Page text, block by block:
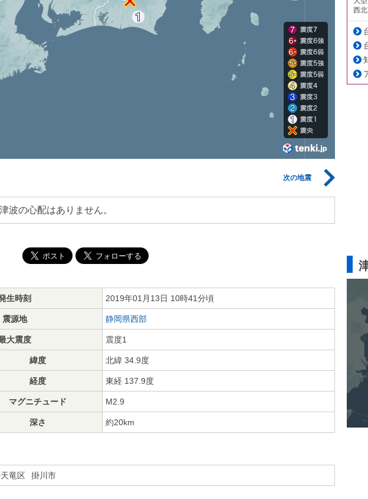
次の地震
波の心配はありません。
生時刻 2019年01月13日 10時41分頃
震源地 静岡県西部
大震度 震度1
緯度 北緯 34.9度
経度 東経 137.9度
マグニチュード M2.9
深さ 約20km
竜区 掛川市
西